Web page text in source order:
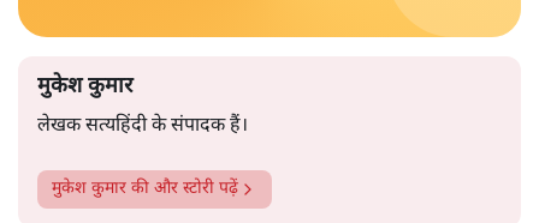
मुकेश कुमार
लेखक सत्यहिंदी के संपादक हैं।
मुकेश कुमार की और स्टोरी पढ़ें